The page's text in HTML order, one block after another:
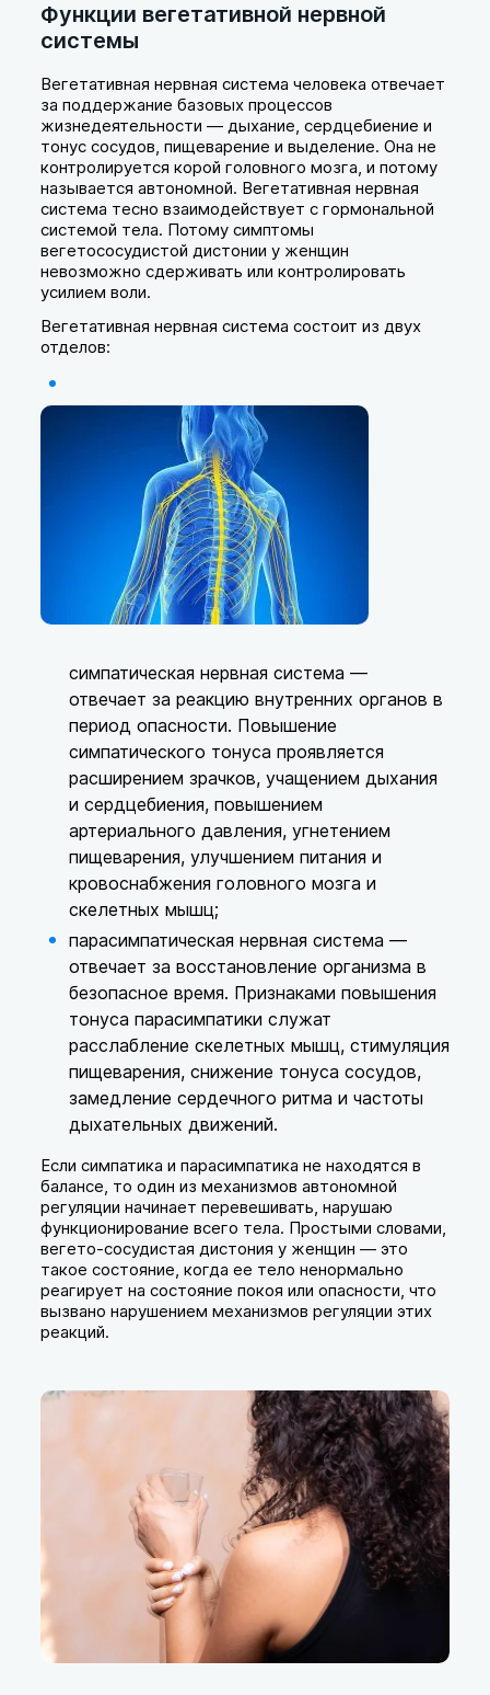
Функции вегетативной нервной
системы
Вегетативная нервная система человека отвечает
за поддержание базовых процессов
жизнедеятельности — дыхание, сердцебиение и
тонус сосудов, пищеварение и выделение. Она не
контролируется корой головного мозга, и потому
называется автономной. Вегетативная нервная
система тесно взаимодействует с гормональной
системой тела. Потому симптомы
вегетососудистой дистонии у женщин
невозможно сдерживать или контролировать
усилием воли.
Вегетативная нервная система состоит из двух
отделов:
симпатическая нервная система —
отвечает за реакцию внутренних органов в
период опасности. Повышение
симпатического тонуса проявляется
расширением зрачков, учащением дыхания
и сердцебиения, повышением
артериального давления, угнетением
пищеварения, улучшением питания и
кровоснабжения головного мозга и
скелетных мышц;
парасимпатическая нервная система —
отвечает за восстановление организма в
безопасное время. Признаками повышения
тонуса парасимпатики служат
расслабление скелетных мышц, стимуляция
пищеварения, снижение тонуса сосудов,
замедление сердечного ритма и частоты
дыхательных движений.
Если симпатика и парасимпатика не находятся в
балансе, то один из механизмов автономной
регуляции начинает перевешивать, нарушаю
функционирование всего тела. Простыми словами,
вегето-сосудистая дистония у женщин — это
такое состояние, когда ее тело ненормально
реагирует на состояние покоя или опасности, что
вызвано нарушением механизмов регуляции этих
реакций.